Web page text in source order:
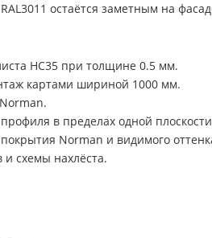
остаётся заметным на
НС35 при толщине 0.5 мм.
картами шириной 1000 мм.
в пределах одной
Norman и видимого
схемы нахлёста.